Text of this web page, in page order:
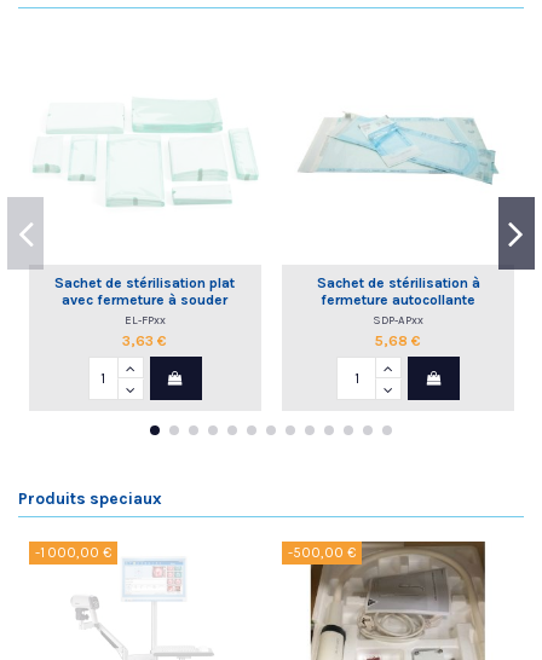
Sachet de stérilisation plat
avec fermeture à souder
EL-FPxx
3,63 €
Sachet de stérilisation à
fermeture autocollante
SDP-APxx
5,68 €
Produits speciaux
-1 000,00 € -500,00 €